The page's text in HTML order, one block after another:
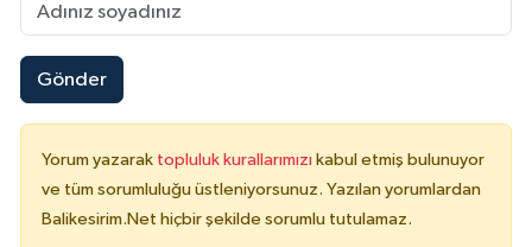
Gönder
Yorum yazarak topluluk kurallarımızı kabul etmiş bulunuyor
ve tüm sorumluluğu üstleniyorsunuz. Yazılan yorumlardan
Balikesirim.Net hiçbir şekilde sorumlu tutulamaz.